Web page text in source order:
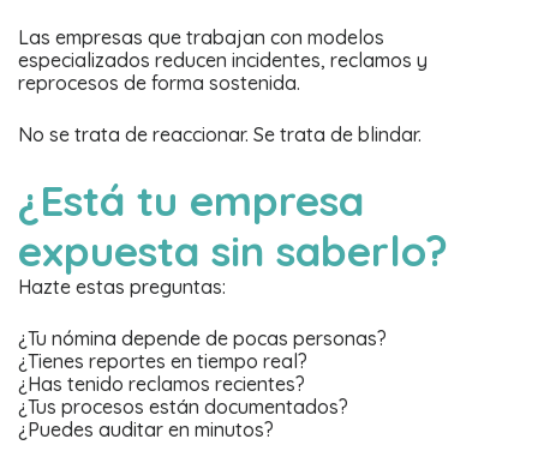
Las empresas que trabajan con modelos
especializados reducen incidentes, reclamos y
reprocesos de forma sostenida.
No se trata de reaccionar. Se trata de blindar.
¿Está tu empresa
expuesta sin saberlo?
Hazte estas preguntas:
¿Tu nómina depende de pocas personas?
¿Tienes reportes en tiempo real?
¿Has tenido reclamos recientes?
¿Tus procesos están documentados?
¿Puedes auditar en minutos?